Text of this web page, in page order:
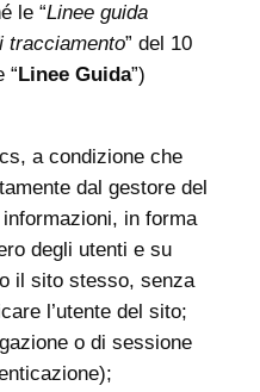
le “Linee guida
tracciamento” del 10
“ Linee Guida”)
a condizione che
dal gestore del
in forma
degli utenti e su
il sito stesso, senza
l’utente del sito;
o di sessione